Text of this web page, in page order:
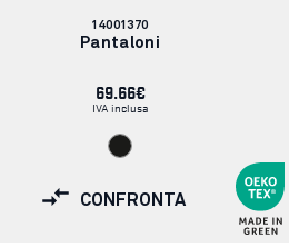
Codice
articolo:
14001370
Pantaloni
69.66€
IVA inclusa
CONFRONTA